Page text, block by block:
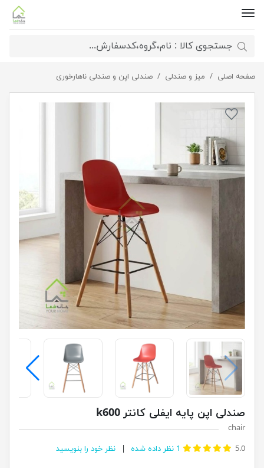
صفحه اصلی میز و صندلی صندلی اپن و صندلی ناهارخوری صندلی اپن پایه ایفلی کانتر k600
صندلی اپن پایه ایفلی کانتر k600
chair
5.0
1 نظر داده شده نظر خود را بنویسید